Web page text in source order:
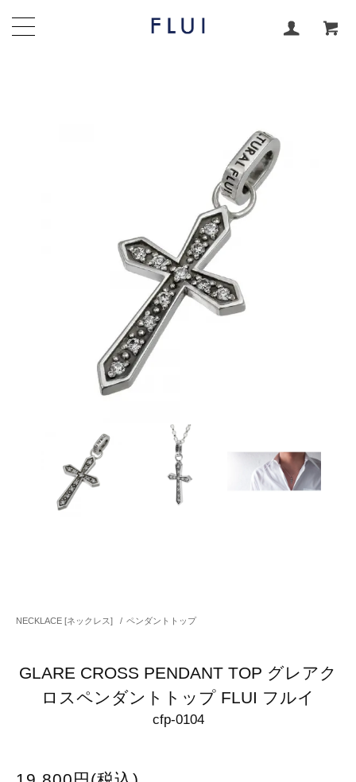
NECKLACE [ネックレス] / ペンダントトップ
GLARE CROSS PENDANT TOP グレアク
ロスペンダントトップ FLUI フルイ
cfp-0104